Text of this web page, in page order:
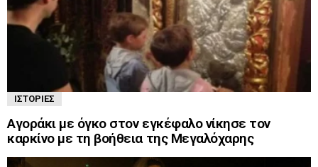
ΙΣΤΟΡΊΕΣ
Αγοράκι με όγκο στον εγκέφαλο νίκησε τον
καρκίνο με τη βοήθεια της Μεγαλόχαρης